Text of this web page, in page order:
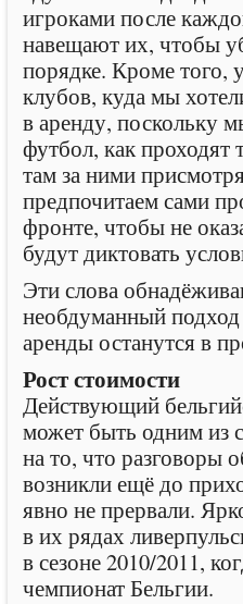
игроками после
навещают их, чтобы
порядке. Кроме того,
клубов, куда мы
в аренду, поскольку
футбол, как
там за ними
предпочитаем сами
фронте, чтобы не
будут диктовать
Эти слова
необдуманный
аренды останутся в
Рост стоимости
Действующий
может быть одним из
на то, что разговоры
возникли ещё до
явно не прервали.
в их рядах
в сезоне 2010/2011,
чемпионат Бельгии.